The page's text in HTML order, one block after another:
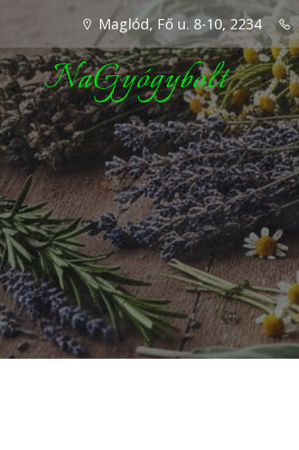
Maglód, Fő u. 8-10, 2234
NaGyógybolt